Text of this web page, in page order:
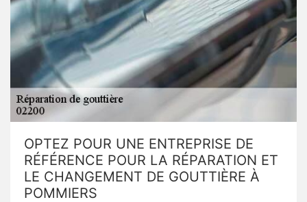
OPTEZ POUR UNE ENTREPRISE DE
RÉFÉRENCE POUR LA RÉPARATION ET
LE CHANGEMENT DE GOUTTIÈRE À
POMMIERS